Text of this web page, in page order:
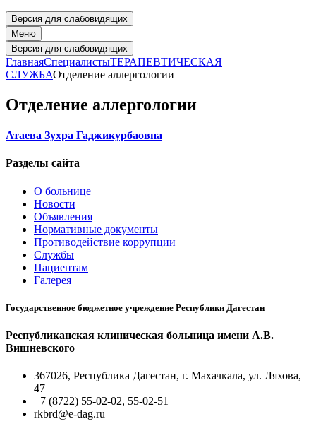
Версия для слабовидящих
Меню
Версия для слабовидящих
ГлавнаяСпециалистыТЕРАПЕВТИЧЕСКАЯ
СЛУЖБАОтделение аллергологии
Отделение аллергологии
Атаева Зухра Гаджикурбаовна
Разделы сайта
О больнице
Новости
Объявления
Нормативные документы
Противодействие коррупции
Службы
Пациентам
Галерея
Государственное бюджетное учреждение Республики Дагестан
Республиканская клиническая больница имени А.В.
Вишневского
367026, Республика Дагестан, г. Махачкала, ул. Ляхова,
47
+7 (8722) 55-02-02, 55-02-51
rkbrd@e-dag.ru